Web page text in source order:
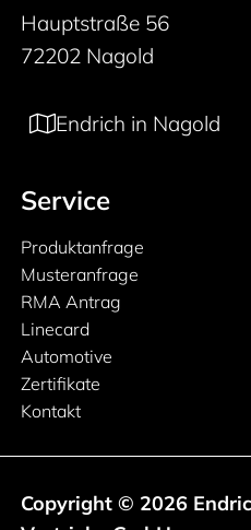
Hauptstraße 56
72202 Nagold
Endrich in Nagold
Service
Produktanfrage
Musteranfrage
RMA Antrag
Linecard
Automotive
Zertifikate
Kontakt
Copyright © 2026